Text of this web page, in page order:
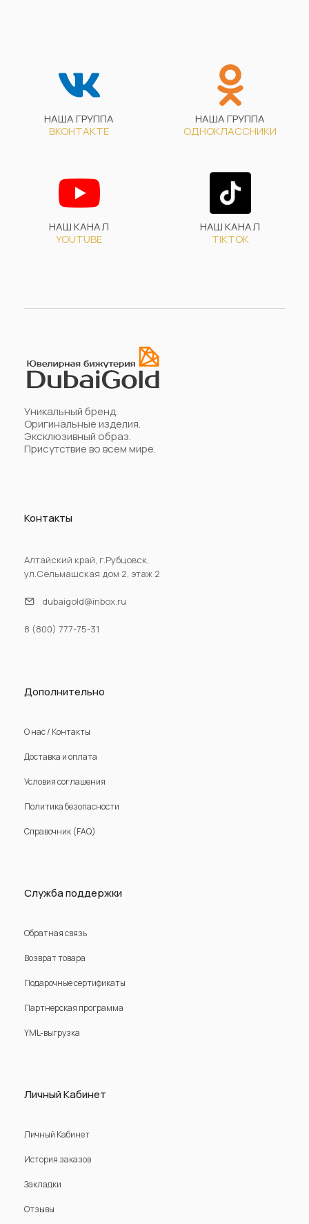
НАША ГРУППА
ВКОНТАКТЕ
НАША ГРУППА
ОДНОКЛАССНИКИ
НАШ КАНАЛ
YOUTUBE
НАШ КАНАЛ
TIKTOK
Уникальный бренд.
Оригинальные изделия.
Эксклюзивный образ.
Присутствие во всем мире.
Контакты
Алтайский край, г.Рубцовск,
ул.Сельмашская дом 2, этаж 2
dubaigold@inbox.ru
8 (800) 777-75-31
Дополнительно
О нас / Контакты
Доставка и оплата
Условия соглашения
Политика безопасности
Справочник (FAQ)
Служба поддержки
Обратная связь
Возврат товара
Подарочные сертификаты
Партнерская программа
YML-выгрузка
Личный Кабинет
Личный Кабинет
История заказов
Закладки
Отзывы